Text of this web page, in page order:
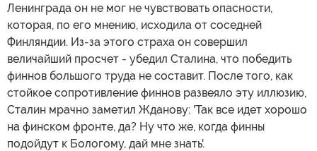
Ленинграда он не мог не чувствовать опасности,
которая, по его мнению, исходила от соседней
Финляндии. Из-за этого страха он совершил
величайший просчет - убедил Сталина, что победить
финнов большого труда не составит. После того, как
стойкое сопротивление финнов развеяло эту иллюзию,
Сталин мрачно заметил Жданову: 'Так все идет хорошо
на финском фронте, да? Ну что же, когда финны
подойдут к Бологому, дай мне знать'.